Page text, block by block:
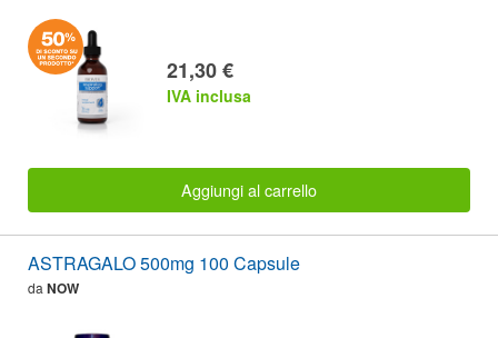
21,30 €
IVA inclusa
Aggiungi al carrello
ASTRAGALO 500mg 100 Capsule
da NOW